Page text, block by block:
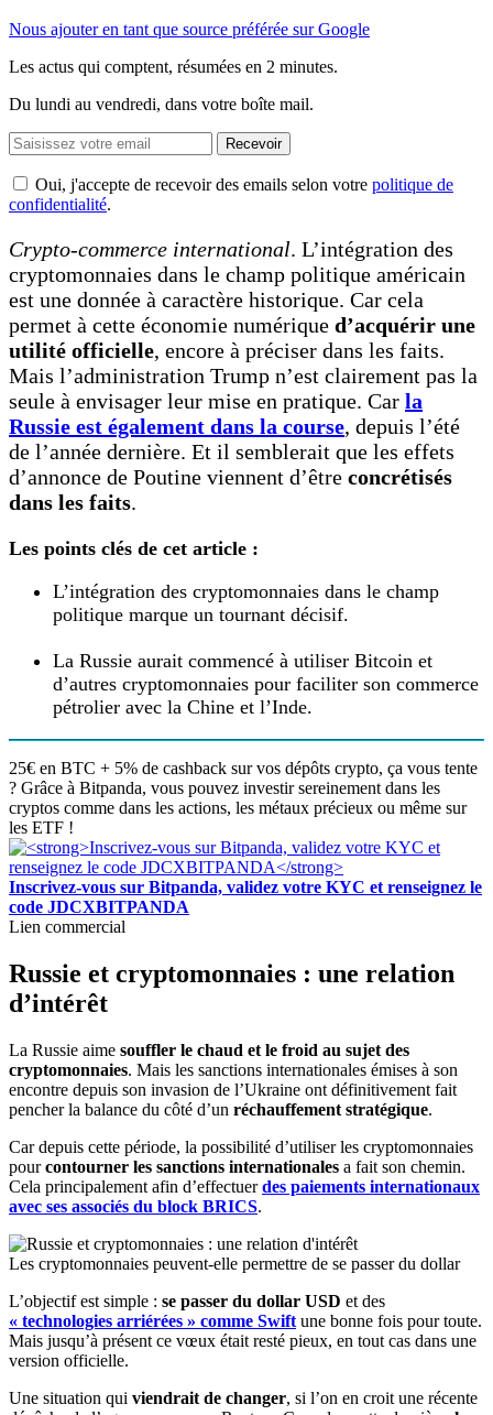
Nous ajouter en tant que source préférée sur Google
Les actus qui comptent, résumées en 2 minutes.
Du lundi au vendredi, dans votre boîte mail.
Recevoir
Oui, j'accepte de recevoir des emails selon votre politique de
confidentialité.
Crypto-commerce international. L’intégration des
cryptomonnaies dans le champ politique américain
est une donnée à caractère historique. Car cela
permet à cette économie numérique d’acquérir une
utilité officielle, encore à préciser dans les faits.
Mais l’administration Trump n’est clairement pas la
seule à envisager leur mise en pratique. Car la
Russie est également dans la course, depuis l’été
de l’année dernière. Et il semblerait que les effets
d’annonce de Poutine viennent d’être concrétisés
dans les faits.
Les points clés de cet article :
L’intégration des cryptomonnaies dans le champ
politique marque un tournant décisif.
La Russie aurait commencé à utiliser Bitcoin et
d’autres cryptomonnaies pour faciliter son commerce
pétrolier avec la Chine et l’Inde.
25€ en BTC + 5% de cashback sur vos dépôts crypto, ça vous tente
? Grâce à Bitpanda, vous pouvez investir sereinement dans les
cryptos comme dans les actions, les métaux précieux ou même sur
les ETF !
Inscrivez-vous sur Bitpanda, validez votre KYC et renseignez le
code JDCXBITPANDA
Lien commercial
Russie et cryptomonnaies : une relation
d’intérêt
La Russie aime souffler le chaud et le froid au sujet des
cryptomonnaies. Mais les sanctions internationales émises à son
encontre depuis son invasion de l’Ukraine ont définitivement fait
pencher la balance du côté d’un réchauffement stratégique.
Car depuis cette période, la possibilité d’utiliser les cryptomonnaies
pourcontourner les sanctions internationales a fait son chemin.
Cela principalement afin d’effectuerdes paiements internationaux
avec ses associés du block BRICS.
Les cryptomonnaies peuvent-elle permettre de se passer du dollar
L’objectif est simple : se passer du dollar USD et des
« technologies arriérées » comme Swift une bonne fois pour toute.
Mais jusqu’à présent ce vœux était resté pieux, en tout cas dans une
version officielle.
Une situation qui viendrait de changer, si l’on en croit une récente